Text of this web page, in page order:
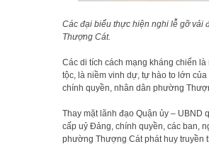
Các đại biểu thực hiện nghi lễ gỡ vải
Thượng Cát.
Các di tích cách mạng kháng chiến
tộc, là niềm vinh dự, tự hào to lớn
chính quyền, nhân dân phường
Thay mặt lãnh đạo Quận ủy – UBND
cấp uỷ Đảng, chính quyền, các ban,
phường Thượng Cát phát huy truyền